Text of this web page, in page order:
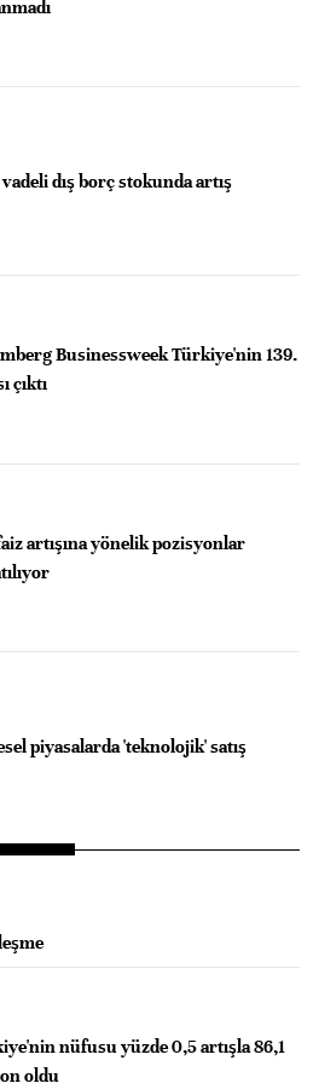
vadeli dış borç stokunda artış
Businessweek Türkiye'nin 139.
çıktı
artışına yönelik pozisyonlar
piyasalarda 'teknolojik' satış
nüfusu yüzde 0,5 artışla 86,1
oldu